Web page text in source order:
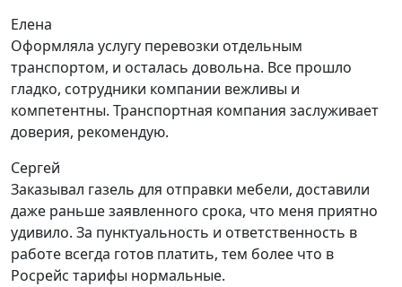
Елена
Оформляла услугу перевозки отдельным
транспортом, и осталась довольна. Все прошло
гладко, сотрудники компании вежливы и
компетентны. Транспортная компания заслуживает
доверия, рекомендую.
Сергей
Заказывал газель для отправки мебели, доставили
даже раньше заявленного срока, что меня приятно
удивило. За пунктуальность и ответственность в
работе всегда готов платить, тем более что в
Росрейс тарифы нормальные.